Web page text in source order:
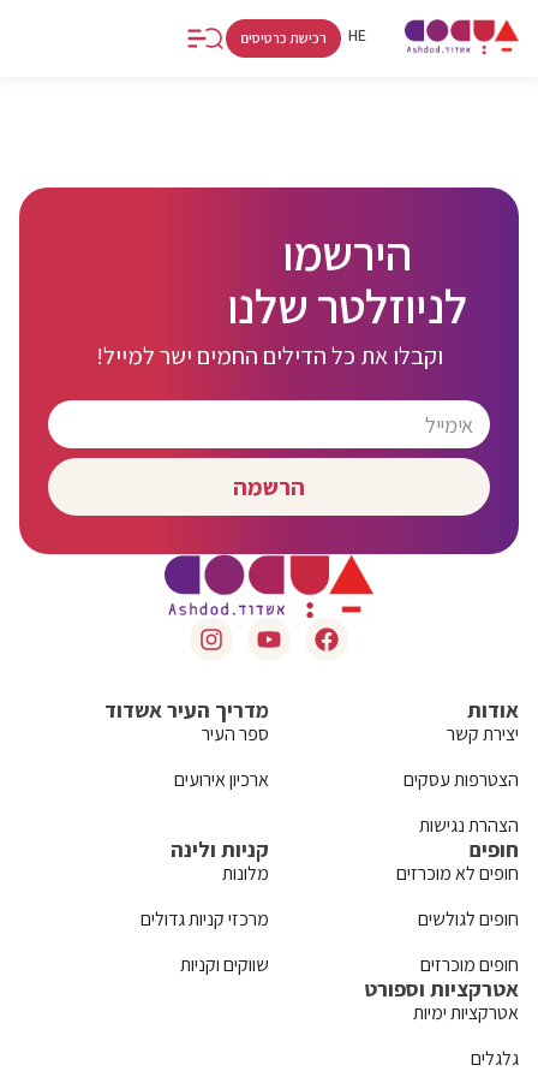
HE
RU
רכישת כרטיסים
הירשמו
לניוזלטר שלנו
וקבלו את כל הדילים החמים ישר למייל!
הרשמה
אודות
יצירת קשר
הצטרפות עסקים
הצהרת נגישות
מדריך העיר אשדוד
ספר העיר
ארכיון אירועים
חופים
חופים לא מוכרזים
חופים לגולשים
חופים מוכרזים
קניות ולינה
מלונות
מרכזי קניות גדולים
שווקים וקניות
אטרקציות וספורט
אטרקציות ימיות
גלגלים